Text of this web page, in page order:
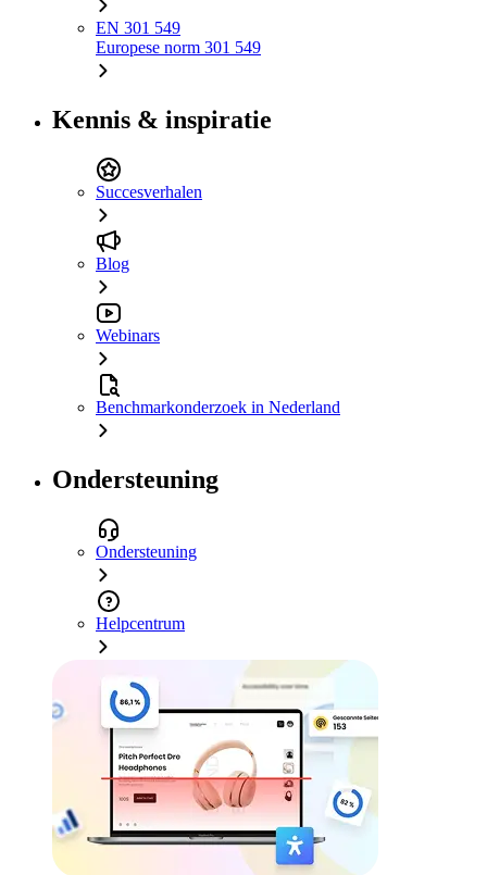
EN 301 549
Europese norm 301 549
Kennis & inspiratie
Succesverhalen
Blog
Webinars
Benchmarkonderzoek in Nederland
Ondersteuning
Ondersteuning
Helpcentrum